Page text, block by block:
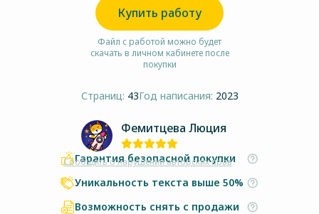
Купить работу
Файл с работой можно будет
скачать в личном кабинете после
покупки
Страниц: 43Год написания: 2023
Фемитцева Люция
Сообщить о нарушении авторских прав
Гарантия безопасной покупки
Уникальность текста выше 50%
Возможность снять с продажи